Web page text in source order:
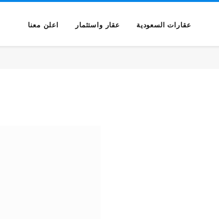
عقارات السعودية عقار واستثمار اعلن معنا